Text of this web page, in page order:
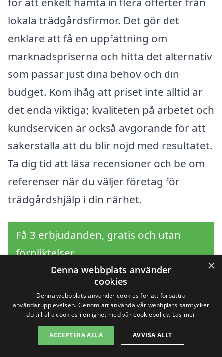
lokala trädgårdsfirmor. Det gör det
enklare att få en uppfattning om
marknadspriserna och hitta det alternativ
som passar just dina behov och din
budget. Kom ihåg att priset inte alltid är
det enda viktiga; kvaliteten på arbetet och
kundservicen är också avgörande för att
säkerställa att du blir nöjd med resultatet.
Ta dig tid att läsa recensioner och be om
referenser när du väljer företag för
trädgårdshjälp i din närhet.
Få 3 erbjudanden, gratis och utan
förpliktelser
Sök efter professionell
trädgårdshjälp i andra
×
Denna webbplats använder
cookies
Denna webbplats använder cookies för att förbättra
användarupplevelsen. Genom att använda vår webbplats samtycker
du till alla cookies i enlighet med vår cookiepolicy. Läs mer
ACCEPTERA ALLA AVVISA ALLT